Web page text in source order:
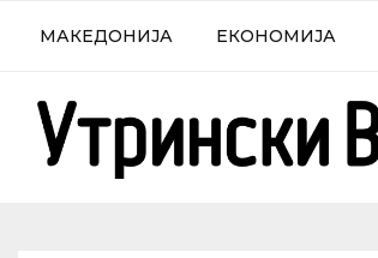
МАКЕДОНИЈА ЕКОНОМИЈА